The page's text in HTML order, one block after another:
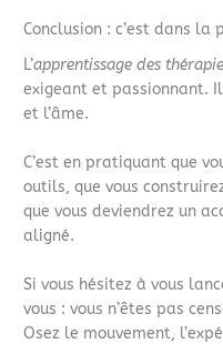
Conclusion : c’est dans
L’apprentissage des
exigeant et passionnant.
et l’âme.
C’est en pratiquant que
outils, que vous
que vous deviendrez un
aligné.
Si vous hésitez à vous
vous : vous n’êtes pas
Osez le mouvement,